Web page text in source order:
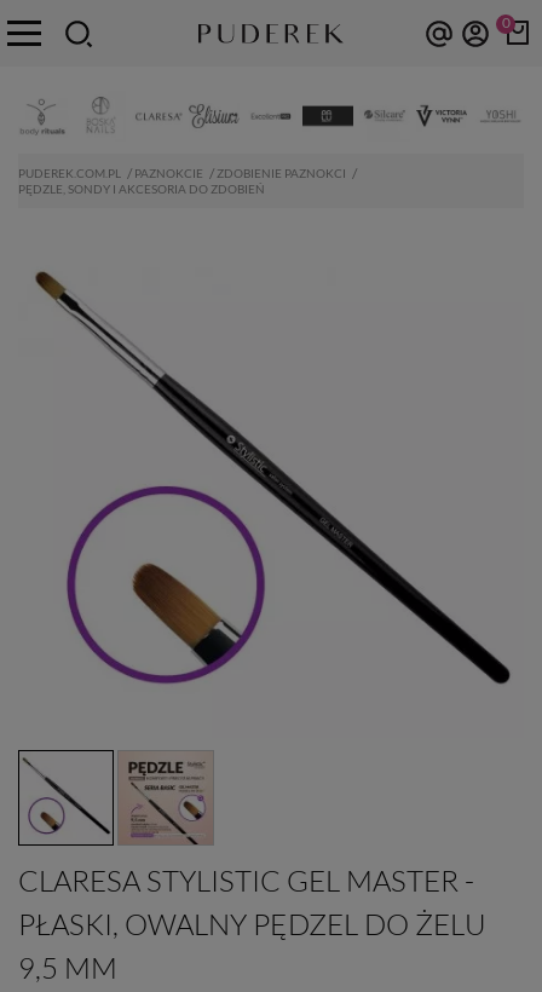
0
PUDEREK.COM.PL PAZNOKCIE
ZDOBIENIE PAZNOKCI
PĘDZLE, SONDY I AKCESORIA DO ZDOBIEŃ
CLARESA STYLISTIC GEL MASTER -
PŁASKI, OWALNY PĘDZEL DO ŻELU
9,5 MM